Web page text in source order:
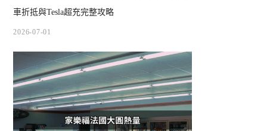
車折抵與Tesla超充完整攻略
2026-07-01